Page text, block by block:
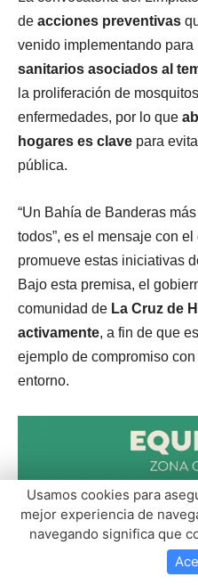
Usamos cookies para
mejor experiencia de
navegando significa que